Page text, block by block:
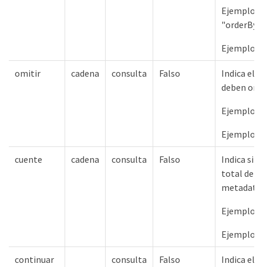
Ejemplos
Ejemplos
omitir cadena consulta Falso
Indica el
deben
Ejemplos
Ejemplos
cuente cadena consulta Falso
Indica si
total de
Ejemplos
Ejemplos
continuar consulta Falso
Indica el